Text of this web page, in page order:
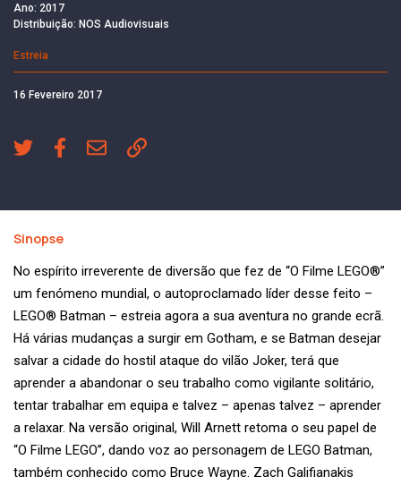
Ano: 2017
Distribuição: NOS Audiovisuais
Estreia
16 Fevereiro 2017
Sinopse
No espírito irreverente de diversão que fez de “O Filme LEGO®”
um fenómeno mundial, o autoproclamado líder desse feito –
LEGO® Batman – estreia agora a sua aventura no grande ecrã.
Há várias mudanças a surgir em Gotham, e se Batman desejar
salvar a cidade do hostil ataque do vilão Joker, terá que
aprender a abandonar o seu trabalho como vigilante solitário,
tentar trabalhar em equipa e talvez – apenas talvez – aprender
a relaxar. Na versão original, Will Arnett retoma o seu papel de
“O Filme LEGO”, dando voz ao personagem de LEGO Batman,
também conhecido como Bruce Wayne. Zach Galifianakis